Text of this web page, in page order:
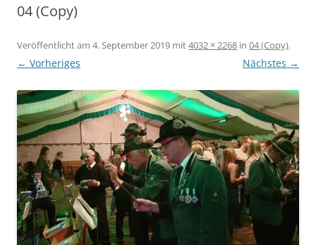
04 (Copy)
Veröffentlicht am 4. September 2019 mit4032 × 2268 in 04 (Copy).
← Vorheriges Nächstes →